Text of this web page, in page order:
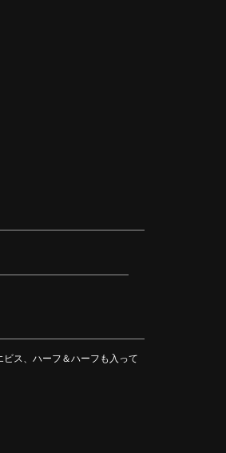
ス、ハーフ＆ハーフも入って